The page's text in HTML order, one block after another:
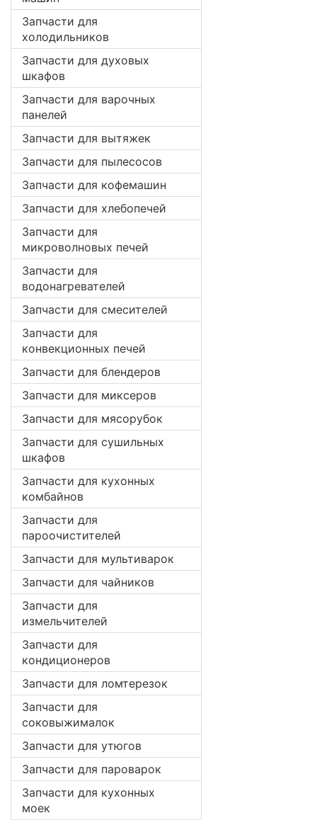
Запчасти для
холодильников
Запчасти для духовых
шкафов
Запчасти для варочных
панелей
Запчасти для вытяжек
Запчасти для пылесосов
Запчасти для кофемашин
Запчасти для хлебопечей
Запчасти для
микроволновых печей
Запчасти для
водонагревателей
Запчасти для смесителей
Запчасти для
конвекционных печей
Запчасти для блендеров
Запчасти для миксеров
Запчасти для мясорубок
Запчасти для сушильных
шкафов
Запчасти для кухонных
комбайнов
Запчасти для
пароочистителей
Запчасти для мультиварок
Запчасти для чайников
Запчасти для
измельчителей
Запчасти для
кондиционеров
Запчасти для ломтерезок
Запчасти для
соковыжималок
Запчасти для утюгов
Запчасти для пароварок
Запчасти для кухонных
моек